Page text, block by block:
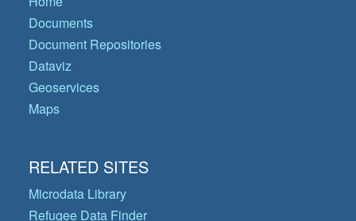
Documents
Document Repositories
Dataviz
Geoservices
Maps
RELATED SITES
Microdata Library
Refugee Data Finder